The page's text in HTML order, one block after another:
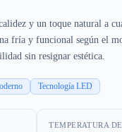
y un toque natural a
fría y funcional según el
sin resignar estética.
Tecnología LED
TEMPERATURA